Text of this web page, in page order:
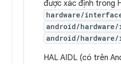
được xác định trong
hardware/
android/
android/
HAL AIDL (có trên